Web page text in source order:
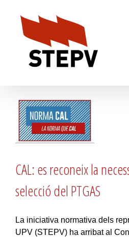
content
CAL: es reconeix la
selecció del PTGAS
La iniciativa normativa dels
UPV (STEPV) ha arribat al